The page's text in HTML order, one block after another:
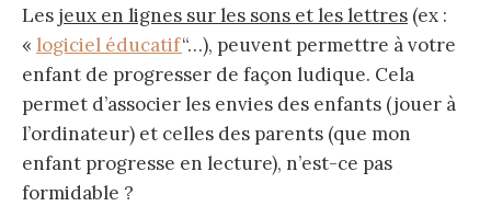
Les jeux en lignes sur les sons et les lettres (ex :
« logiciel éducatif“…), peuvent permettre à votre
enfant de progresser de façon ludique. Cela
permet d’associer les envies des enfants (jouer à
l’ordinateur) et celles des parents (que mon
enfant progresse en lecture), n’est-ce pas
formidable ?